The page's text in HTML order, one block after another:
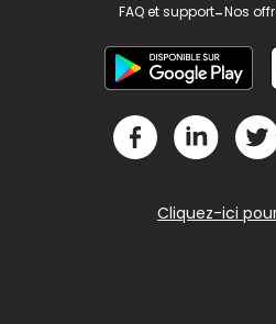
FAQ et support-Nos
Cliquez-ici